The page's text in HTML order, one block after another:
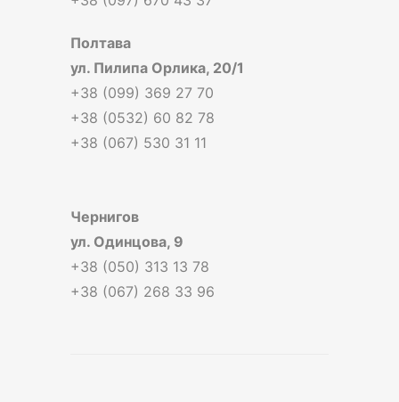
Полтава
ул. Пилипа Орлика, 20/1
+38 (099) 369 27 70
+38 (0532) 60 82 78
+38 (067) 530 31 11
Чернигов
ул. Одинцова, 9
+38 (050) 313 13 78
+38 (067) 268 33 96